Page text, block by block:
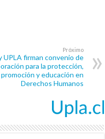
Próximo
UPLA firman convenio de
para la protección,
promoción y educación en
Derechos Humanos